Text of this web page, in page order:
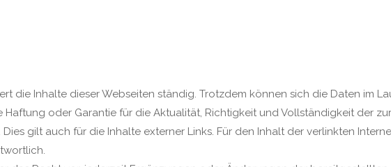
die Inhalte dieser Webseiten ständig. Trotzdem können sich die Daten im
Haftung oder Garantie für die Aktualität, Richtigkeit und Vollständigkeit der
gilt auch für die Inhalte externer Links. Für den Inhalt der verlinkten